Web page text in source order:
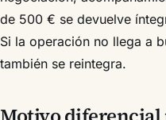
de 500 € se devuelve
Si la operación no llega a
también se reintegra.